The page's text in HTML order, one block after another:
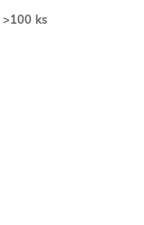
>100 ks